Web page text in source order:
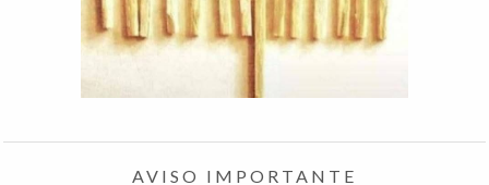
AVISO IMPORTANTE